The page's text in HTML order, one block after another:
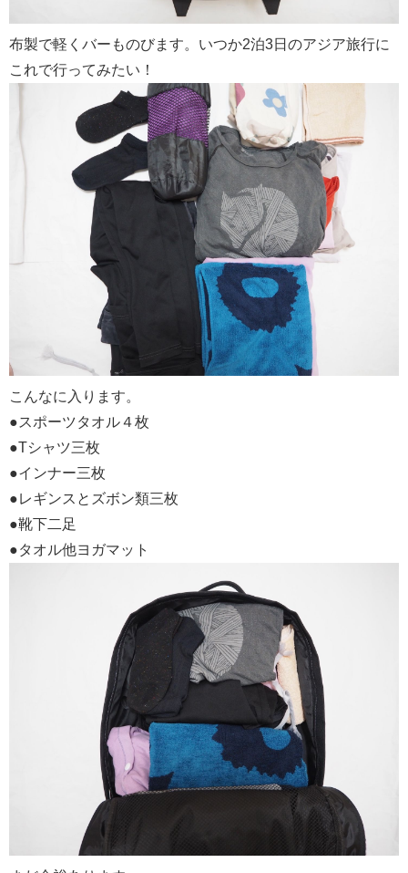
布製で軽くバーものびます。いつか2泊3日のアジア旅行に
これで行ってみたい！
こんなに入ります。
●スポーツタオル４枚
●Tシャツ三枚
●インナー三枚
●レギンスとズボン類三枚
●靴下二足
●タオル他ヨガマット